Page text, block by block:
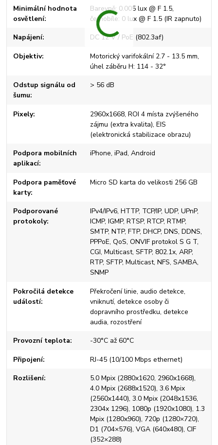
Minimální hodnota
osvětlení
Barevně: 0.005 lux @ F 1.5,
černobíle: 0 lux @ F 1.5 (IR zapnuto)
Napájení DC 12 V / PoE (802.3af)
Objektiv
Motorický varifokální 2.7 - 13.5 mm,
úhel záběru H: 114 - 32°
Odstup signálu od
šumu
> 56 dB
Pixely
2960x1668, ROI 4 místa zvýšeného
zájmu (extra kvalita), EIS
(elektronická stabilizace obrazu)
Podpora mobilních
aplikací
iPhone, iPad, Android
Podpora paměťové
karty
Micro SD karta do velikosti 256 GB
Podporované
protokoly
IPv4/IPv6, HTTP, TCP/IP, UDP, UPnP,
ICMP, IGMP, RTSP, RTCP, RTMP,
SMTP, NTP, FTP, DHCP, DNS, DDNS,
PPPoE, QoS, ONVIF protokol S G T,
CGI, Multicast, SFTP, 802.1x, ARP,
RTP, SFTP, Multicast, NFS, SAMBA,
SNMP
Pokročilá detekce
událostí
Překročení linie, audio detekce,
vniknutí, detekce osoby či
dopravního prostředku, detekce
audia, rozostření
Provozní teplota -30°C až 60°C
Připojení RJ-45 (10/100 Mbps ethernet)
Rozlišení
5.0 Mpix (2880x1620, 2960x1668),
4.0 Mpix (2688x1520), 3.6 Mpix
(2560x1440), 3.0 Mpix (2048x1536,
2304x 1296), 1080p (1920x1080), 1.3
Mpix (1280x960), 720p (1280×720),
D1 (704×576), VGA (640x480), CIF
(352×288)